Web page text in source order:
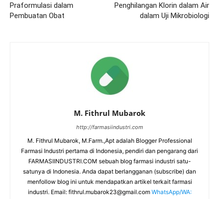
Praformulasi dalam
Pembuatan Obat
Penghilangan Klorin dalam Air
dalam Uji Mikrobiologi
M. Fithrul Mubarok
http://farmasiindustri.com
M. Fithrul Mubarok, M.Farm.,Apt adalah Blogger Professional
Farmasi Industri pertama di Indonesia, pendiri dan pengarang dari
FARMASIINDUSTRI.COM sebuah blog farmasi industri satu-
satunya di Indonesia. Anda dapat berlangganan (subscribe) dan
menfollow blog ini untuk mendapatkan artikel terkait farmasi
industri. Email: fithrul.mubarok23@gmail.com WhatsApp/WA: